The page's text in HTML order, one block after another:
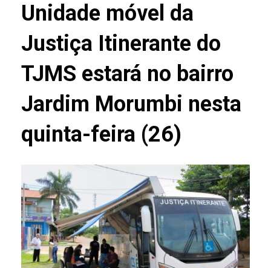
Unidade móvel da
Justiça Itinerante do
TJMS estará no bairro
Jardim Morumbi nesta
quinta-feira (26)